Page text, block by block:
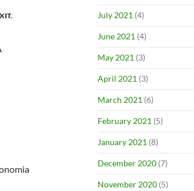
,
July 2021 (4)
June 2021 (4)
May 2021 (3)
April 2021 (3)
March 2021 (6)
February 2021 (5)
January 2021 (8)
December 2020 (7)
November 2020 (5)